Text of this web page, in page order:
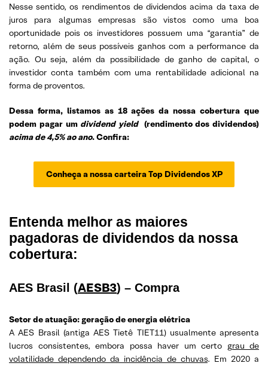
Nesse sentido, os rendimentos de dividendos acima da taxa de
juros para algumas empresas são vistos como uma boa
oportunidade pois os investidores possuem uma “garantia” de
retorno, além de seus possíveis ganhos com a performance da
ação. Ou seja, além da possibilidade de ganho de capital, o
investidor conta também com uma rentabilidade adicional na
forma de proventos.
Dessa forma, listamos as 18 ações da nossa cobertura que
podem pagar um dividend yield (rendimento dos dividendos)
acima de 4,5% ao ano. Confira:
Conheça a nossa carteira Top Dividendos XP
Entenda melhor as maiores
pagadoras de dividendos da nossa
cobertura:
AES Brasil (AESB3) – Compra
Setor de atuação: geração de energia elétrica
A AES Brasil (antiga AES Tietê TIET11) usualmente apresenta
lucros consistentes, embora possa haver um certo grau de
volatilidade dependendo da incidência de chuvas. Em 2020 a